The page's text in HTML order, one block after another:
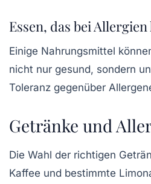
Essen, das bei
Einige Nahrungsmittel
nicht nur gesund, sondern
Toleranz gegenüber
Getränke und
Die Wahl der richtigen
Kaffee und bestimmte